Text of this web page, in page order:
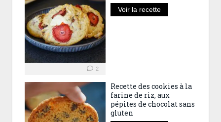
2
Voir la recette
Recette des cookies à la
farine de riz, aux
pépites de chocolat sans
gluten